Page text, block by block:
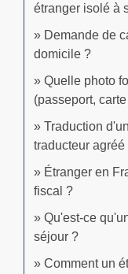
étranger isolé à
Demande de
domicile ?
Quelle photo
(passeport,
Traduction
traducteur agréé
Étranger en
fiscal ?
Qu'est-ce
séjour ?
Comment un